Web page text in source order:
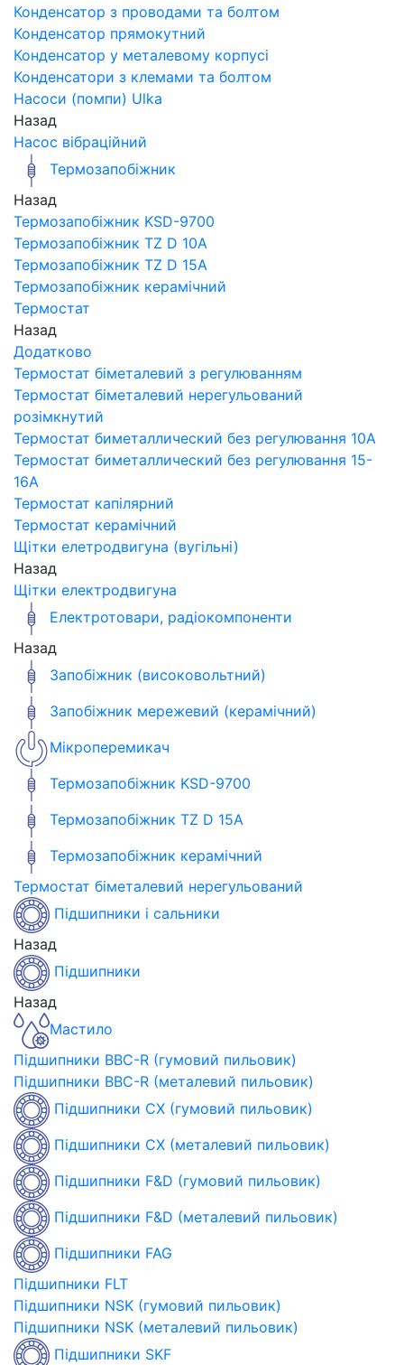
Конденсатор з проводами та болтом
Конденсатор прямокутний
Конденсатор у металевому корпусі
Конденсатори з клемами та болтом
Насоси (помпи) Ulka
Назад
Насос вібраційний
Термозапобіжник
Назад
Термозапобіжник KSD-9700
Термозапобіжник TZ D 10A
Термозапобіжник TZ D 15A
Термозапобіжник керамічний
Термостат
Назад
Додатково
Термостат біметалевий з регулюванням
Термостат біметалевий нерегульований
розімкнутий
Термостат биметаллический без регулювання 10A
Термостат биметаллический без регулювання 15-
16A
Термостат капілярний
Термостат керамічний
Щітки елетродвигуна (вугільні)
Назад
Щітки електродвигуна
Електротовари, радіокомпоненти
Назад
Запобіжник (високовольтний)
Запобіжник мережевий (керамічний)
Мікроперемикач
Термозапобіжник KSD-9700
Термозапобіжник TZ D 15A
Термозапобіжник керамічний
Термостат біметалевий нерегульований
Підшипники і сальники
Назад
Підшипники
Назад
Мастило
Підшипники BBC-R (гумовий пильовик)
Підшипники BBC-R (металевий пильовик)
Підшипники CX (гумовий пильовик)
Підшипники CX (металевий пильовик)
Підшипники F&D (гумовий пильовик)
Підшипники F&D (металевий пильовик)
Підшипники FAG
Підшипники FLT
Підшипники NSK (гумовий пильовик)
Підшипники NSK (металевий пильовик)
Підшипники SKF